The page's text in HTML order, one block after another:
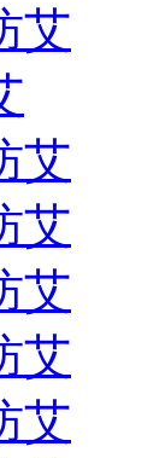
艾
艾
艾
艾
艾
艾